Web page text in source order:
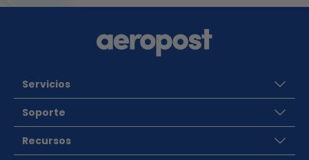
Servicios
Soporte
Recursos